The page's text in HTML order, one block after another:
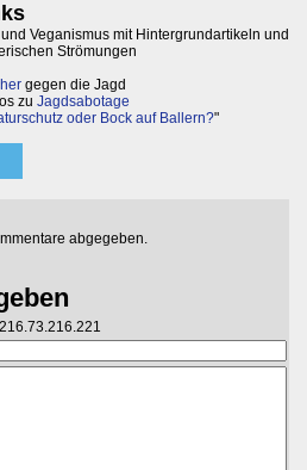
Veganismus mit Hintergrundartikeln und
Strömungen
gegen die Jagd
zu Jagdsabotage
oder Bock auf Ballern?"
abgegeben.